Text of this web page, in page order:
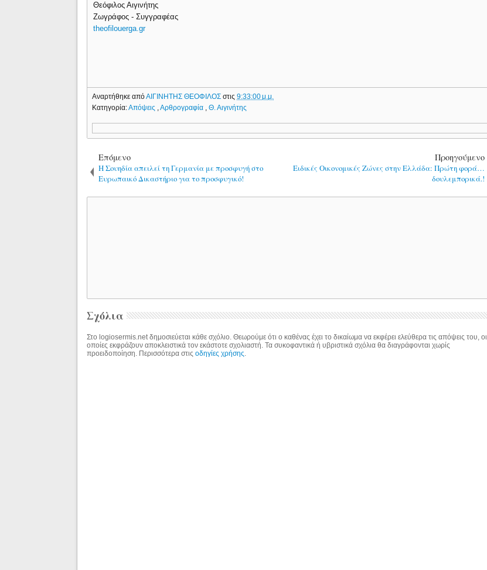
Θεόφιλος Αιγινήτης
Ζωγράφος - Συγγραφέας
theofilouerga.gr
Αναρτήθηκε απόΑΙΓΙΝΗΤΗΣ ΘΕΟΦΙΛΟΣστις9:33:00 μ.μ.
Κατηγορία:Απόψεις ,Αρθρογραφία ,Θ. Αιγινήτης
Επόμενο
Η Σουηδία απειλεί τη Γερμανία με προσφυγή στο
Ευρωπαικό Δικαστήριο για το προσφυγικό!
Προηγούμενο
Ειδικές Οικονομικές Ζώνες στην Ελλάδα: Πρώτη φορά…
δουλεμπορικά.!
Σχόλια
Στο logiosermis.net δημοσιεύεται κάθε σχόλιο. Θεωρούμε ότι ο καθένας έχει το δικαίωμα να εκφέρει ελεύθερα τις απόψεις του, οι
οποίες εκφράζουν αποκλειστικά τον εκάστοτε σχολιαστή. Τα συκοφαντικά ή υβριστικά σχόλια θα διαγράφονται χωρίς
προειδοποίηση. Περισσότερα στιςοδηγίες χρήσης